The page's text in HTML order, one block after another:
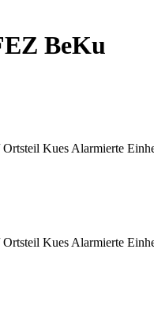
BeKu
Kues Alarmierte
Kues Alarmierte